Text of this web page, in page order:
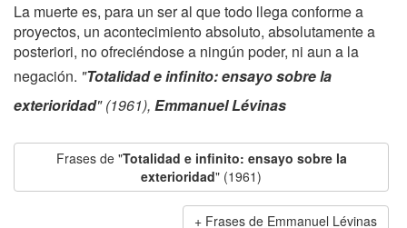
La muerte es, para un ser al que todo llega conforme a
proyectos, un acontecimiento absoluto, absolutamente a
posteriori, no ofreciéndose a ningún poder, ni aun a la
negación. "Totalidad e infinito: ensayo sobre la
exterioridad" (1961), Emmanuel Lévinas
Frases de "Totalidad e infinito: ensayo sobre la
exterioridad" (1961)
Frases de Emmanuel Lévinas